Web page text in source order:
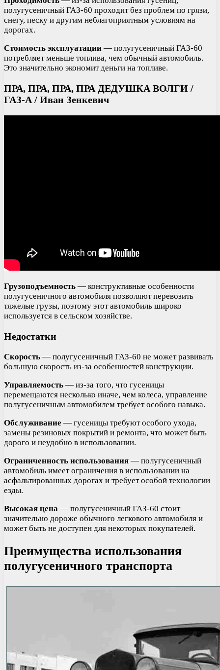
полугусеничный ГАЗ-60 проходит без проблем по грязи,
снегу, песку и другим неблагоприятным условиям на
дорогах.
Стоимость эксплуатации — полугусеничный ГАЗ-60
потребляет меньше топлива, чем обычный автомобиль.
Это значительно экономит деньги на топливе.
ПРА, ПРА, ПРА, ПРА ДЕДУШКА ВОЛГИ /
ГАЗ-А / Иван Зенкевич
Грузоподъемность — конструктивные особенности
полугусеничного автомобиля позволяют перевозить
тяжелые грузы, поэтому этот автомобиль широко
используется в сельском хозяйстве.
Недостатки
Скорость — полугусеничный ГАЗ-60 не может развивать
большую скорость из-за особенностей конструкции.
Управляемость — из-за того, что гусеницы
перемещаются несколько иначе, чем колеса, управление
полугусеничным автомобилем требует особого навыка.
Обслуживание — гусеницы требуют особого ухода,
замены резиновых покрытий и ремонта, что может быть
дорого и неудобно в использовании.
Ограниченность использования — полугусеничный
автомобиль имеет ограничения в использовании на
асфальтированных дорогах и требует особой технологии
езды.
Высокая цена — полугусеничный ГАЗ-60 стоит
значительно дороже обычного легкового автомобиля и
может быть не доступен для некоторых покупателей.
Преимущества использования
полугусеничного транспорта